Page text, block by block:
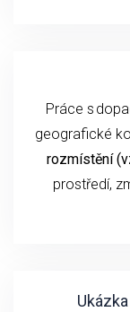
Práce s
geografické
rozmístění
prostředí,